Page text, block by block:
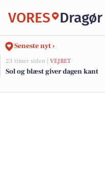
VORES Dragør
Seneste nyt ›
23 timer siden | VEJRET
Sol og blæst giver dagen kant